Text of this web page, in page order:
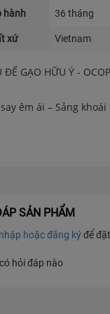
hành 36 tháng
xứ Vietnam
ĐẾ GẠO HỮU Ý -
êm ái – Sảng
SAO BẠN NÊN CHỌN
kết "3 KHÔNG" – An
SẢN PHẨM
hoặc đăng kýđể
hỏi đáp nào